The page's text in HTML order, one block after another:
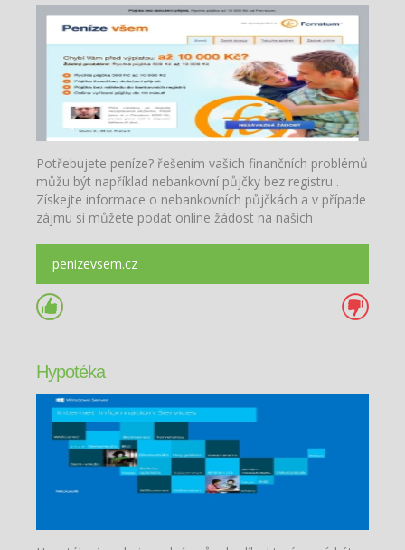
Potřebujete peníze? řešením vašich finančních problémů
můžu být například nebankovní půjčky bez registru .
Získejte informace o nebankovních půjčkách a v případe
zájmu si můžete podat online žádost na našich
penizevsem.cz
Hypotéka